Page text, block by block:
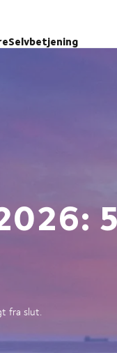
Selvbetjening
fra slut.